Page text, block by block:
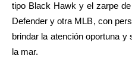
tipo Black Hawk y el zarpe
Defender y otra MLB, con
brindar la atención oportuna
la mar.